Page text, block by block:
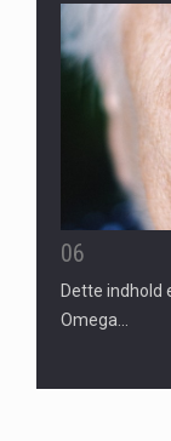
06
Dette indhold
Omega…